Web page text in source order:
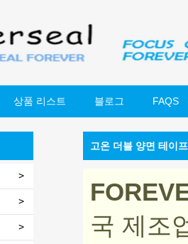
상품 리스트 블로그 FAQS
고온 더블 양면 테이프
국 제조